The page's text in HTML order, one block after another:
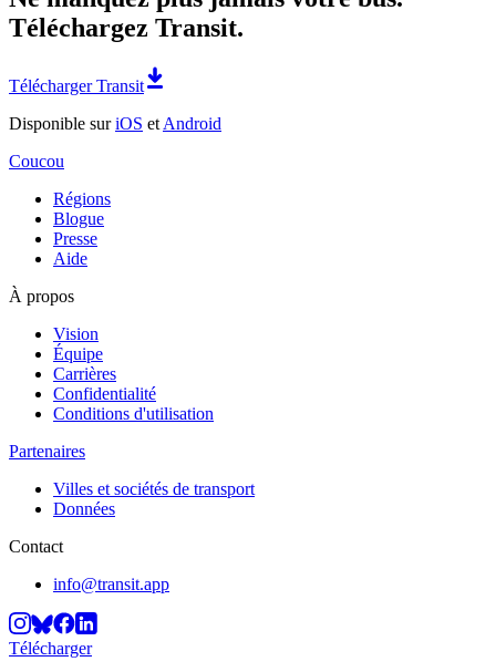
Téléchargez Transit.
Télécharger Transit
Disponible suriOS et Android
Coucou
Régions
Blogue
Presse
Aide
À propos
Vision
Équipe
Carrières
Confidentialité
Conditions d'utilisation
Partenaires
Villes et sociétés de transport
Données
Contact
info@transit.app
Télécharger